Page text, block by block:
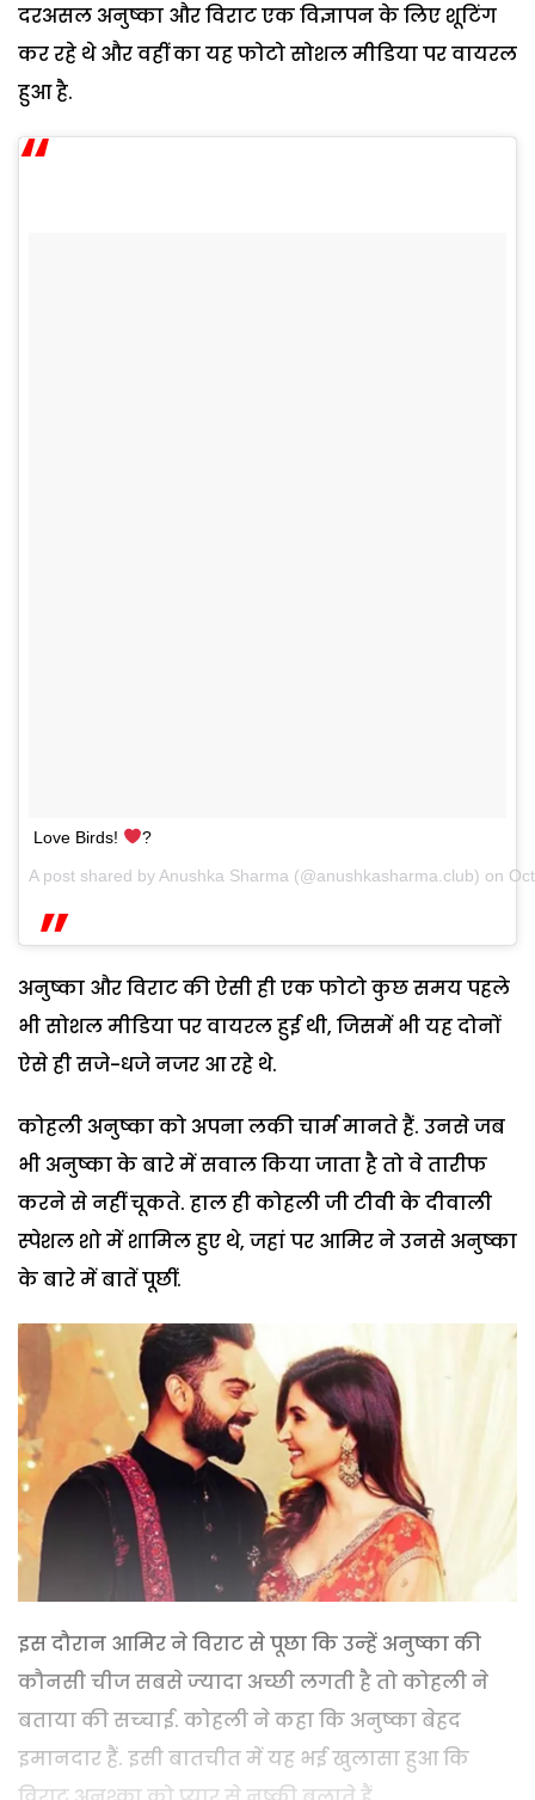
दरअसल अनुष्‍का और विराट एक विज्ञापन के लिए शूटिंग
कर रहे थे और वहीं का यह फोटो सोशल मीडिया पर वायरल
हुआ है.
Love Birds!
?
A post shared by Anushka Sharma (@anushkasharma.club) on
अनुष्‍का और विराट की ऐसी ही एक फोटो कुछ समय पहले
भी सोशल मीडिया पर वायरल हुई थी, जिसमें भी यह दोनों
ऐसे ही सजे-धजे नजर आ रहे थे.
कोहली अनुष्का को अपना लकी चार्म मानते हैं. उनसे जब
भी अनुष्का के बारे में सवाल किया जाता है तो वे तारीफ
करने से नहीं चूकते. हाल ही कोहली जी टीवी के दीवाली
स्‍पेशल शो में शामिल हुए थे, जहां पर आमिर ने उनसे अनुष्का
के बारे में बातें पूछीं.
इस दौरान आमिर ने विराट से पूछा कि उन्‍हें अनुष्‍का की
कौनसी चीज सबसे ज्‍यादा अच्छी लगती है तो कोहली ने
बताया की सच्‍चाई. कोहली ने कहा कि अनुष्का बेहद
इमानदार हैं. इसी बातचीत में यह भई खुलासा हुआ कि